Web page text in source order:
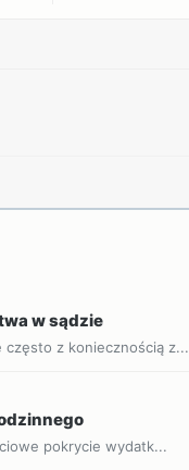
w sądzie
z koniecznością z...
pokrycie wydatk...